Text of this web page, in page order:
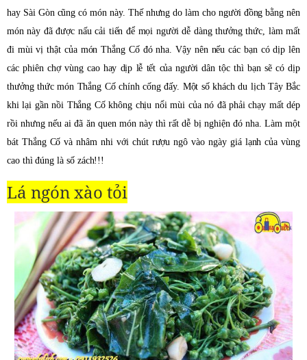
hay Sài Gòn cũng có món này. Thế nhưng do làm cho người đồng bằng nên
món này đã được nấu cải tiến để mọi người dễ dàng thưởng thức, làm mất
đi mùi vị thật của món Thắng Cố đó nha. Vậy nên nếu các bạn có dịp lên
các phiên chợ vùng cao hay dịp lễ tết của người dân tộc thì bạn sẽ có dịp
thưởng thức món Thắng Cố chính cống đấy. Một số khách du lịch Tây Bắc
khi lại gần nồi Thắng Cố không chịu nổi mùi của nó đã phải chạy mất dép
rồi nhưng nếu ai đã ăn quen món này thì rất dễ bị nghiện đó nha. Làm một
bát Thắng Cố và nhâm nhi với chút rượu ngô vào ngày giá lạnh của vùng
cao thì đúng là số zách!!!
Lá ngón xào tỏi